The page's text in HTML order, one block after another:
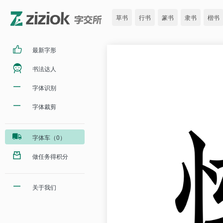
草书 行书 篆书 隶书 楷书
最新字形
书法达人
字体识别
字体裁剪
字体车（0）
做任务得积分
关于我们